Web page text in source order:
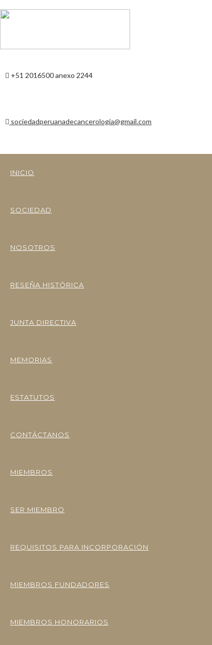
+51 2016500 anexo 2244
sociedadperuanadecancerologia@gmail.com
INICIO
SOCIEDAD
NOSOTROS
RESEÑA HISTÓRICA
JUNTA DIRECTIVA
MEMORIAS
ESTATUTOS
CONTÁCTANOS
MIEMBROS
SER MIEMBRO
REQUISITOS PARA INCORPORACIÓN
MIEMBROS FUNDADORES
MIEMBROS HONORARIOS